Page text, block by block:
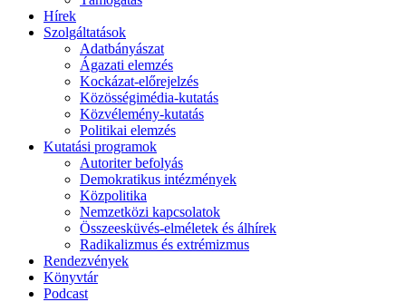
Hírek
Szolgáltatások
Adatbányászat
Ágazati elemzés
Kockázat-előrejelzés
Közösségimédia-kutatás
Közvélemény-kutatás
Politikai elemzés
Kutatási programok
Autoriter befolyás
Demokratikus intézmények
Közpolitika
Nemzetközi kapcsolatok
Összeesküvés-elméletek és álhírek
Radikalizmus és extrémizmus
Rendezvények
Könyvtár
Podcast